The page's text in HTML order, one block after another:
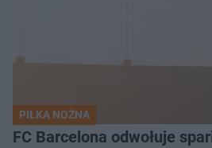
PIŁKA NOŻNA
FC Barcelona odwołuje